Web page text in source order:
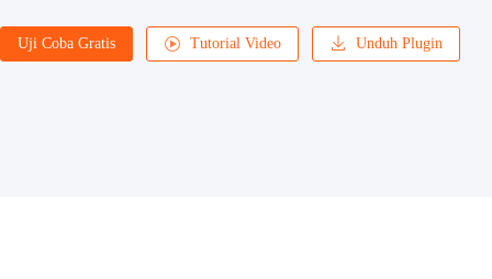
Uji Coba Gratis Tutorial Video Unduh Plugin